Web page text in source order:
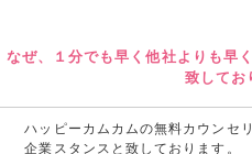
なぜ、１分でも早く他社よりも早
致してお
ハッピーカムカムの無料カウンセ
企業スタンスと致しております。